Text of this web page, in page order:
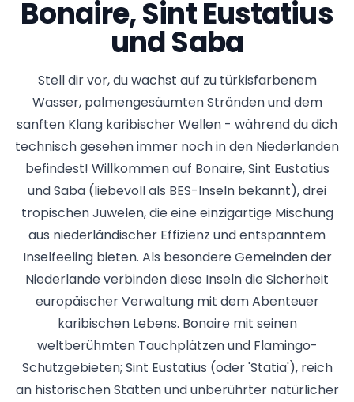
Bonaire, Sint Eustatius
und Saba
Stell dir vor, du wachst auf zu türkisfarbenem
Wasser, palmengesäumten Stränden und dem
sanften Klang karibischer Wellen - während du dich
technisch gesehen immer noch in den Niederlanden
befindest! Willkommen auf Bonaire, Sint Eustatius
und Saba (liebevoll als BES-Inseln bekannt), drei
tropischen Juwelen, die eine einzigartige Mischung
aus niederländischer Effizienz und entspanntem
Inselfeeling bieten. Als besondere Gemeinden der
Niederlande verbinden diese Inseln die Sicherheit
europäischer Verwaltung mit dem Abenteuer
karibischen Lebens. Bonaire mit seinen
weltberühmten Tauchplätzen und Flamingo-
Schutzgebieten; Sint Eustatius (oder 'Statia'), reich
an historischen Stätten und unberührter natürlicher